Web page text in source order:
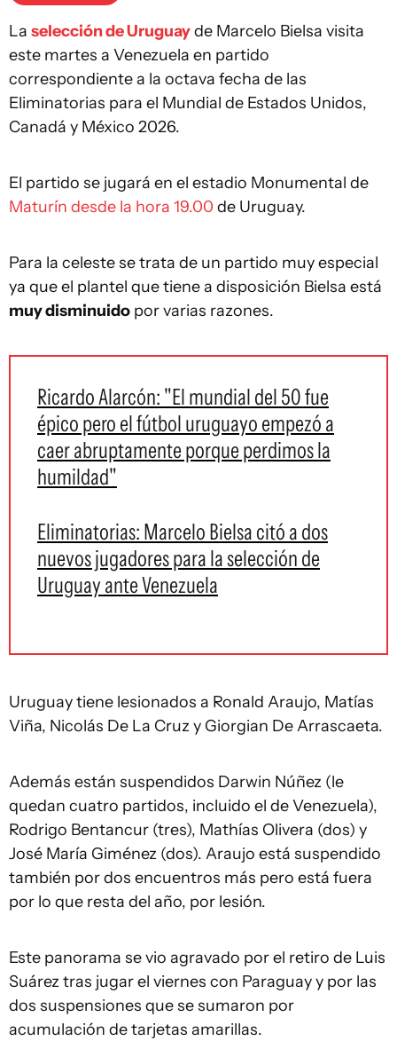
La selección de Uruguayde Marcelo Bielsa visita
este martes a Venezuela en partido
correspondiente a la octava fecha de las
Eliminatorias para el Mundial de Estados Unidos,
Canadá y México 2026.
El partido se jugará en el estadio Monumental de
Maturín desde la hora 19.00 de Uruguay.
Para la celeste se trata de un partido muy especial
ya que el plantel que tiene a disposición Bielsa está
muy disminuido por varias razones.
Ricardo Alarcón: "El mundial del 50 fue
épico pero el fútbol uruguayo empezó a
caer abruptamente porque perdimos la
humildad"
Eliminatorias: Marcelo Bielsa citó a dos
nuevos jugadores para la selección de
Uruguay ante Venezuela
Uruguay tiene lesionados a Ronald Araujo, Matías
Viña, Nicolás De La Cruz y Giorgian De Arrascaeta.
Además están suspendidos Darwin Núñez (le
quedan cuatro partidos, incluido el de Venezuela),
Rodrigo Bentancur (tres), Mathías Olivera (dos) y
José María Giménez (dos). Araujo está suspendido
también por dos encuentros más pero está fuera
por lo que resta del año, por lesión.
Este panorama se vio agravado por el retiro de Luis
Suárez tras jugar el viernes con Paraguay y por las
dos suspensiones que se sumaron por
acumulación de tarjetas amarillas.